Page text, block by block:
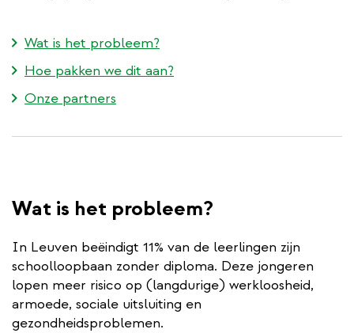
Wat is het probleem?
Hoe pakken we dit aan?
Onze partners
Wat is het probleem?
In Leuven beëindigt 11% van de leerlingen zijn
schoolloopbaan zonder diploma. Deze jongeren
lopen meer risico op (langdurige) werkloosheid,
armoede, sociale uitsluiting en
gezondheidsproblemen.